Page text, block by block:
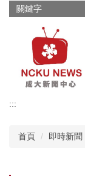
:::
首頁 即時新聞